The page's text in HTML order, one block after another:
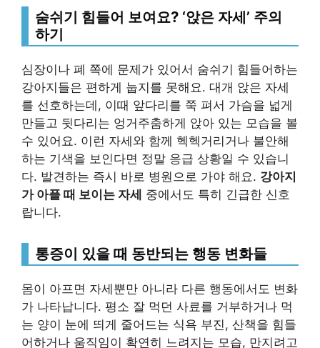
숨쉬기 힘들어 보여요? ‘앉은 자세’ 주의
하기
심장이나 폐 쪽에 문제가 있어서 숨쉬기 힘들어하는
강아지들은 편하게 눕지를 못해요. 대개 앉은 자세
를 선호하는데, 이때 앞다리를 쭉 펴서 가슴을 넓게
만들고 뒷다리는 엉거주춤하게 앉아 있는 모습을 볼
수 있어요. 이런 자세와 함께 헥헥거리거나 불안해
하는 기색을 보인다면 정말 응급 상황일 수 있습니
다. 발견하는 즉시 바로 병원으로 가야 해요. 강아지
가 아플 때 보이는 자세 중에서도 특히 긴급한 신호
랍니다.
통증이 있을 때 동반되는 행동 변화들
몸이 아프면 자세뿐만 아니라 다른 행동에서도 변화
가 나타납니다. 평소 잘 먹던 사료를 거부하거나 먹
는 양이 눈에 띄게 줄어드는 식욕 부진, 산책을 힘들
어하거나 움직임이 확연히 느려지는 모습, 만지려고